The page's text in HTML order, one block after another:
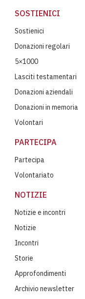
SOSTIENICI
Sostienici
Donazioni regolari
5×1000
Lasciti testamentari
Donazioni aziendali
Donazioni in memoria
Volontari
PARTECIPA
Partecipa
Volontariato
NOTIZIE
Notizie e incontri
Notizie
Incontri
Storie
Approfondimenti
Archivio newsletter